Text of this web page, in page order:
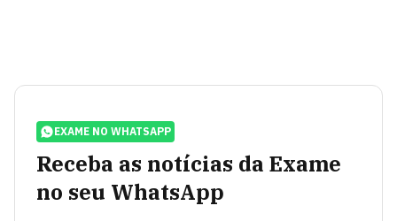
EXAME NO WHATSAPP
Receba as notícias da Exame
no seu WhatsApp